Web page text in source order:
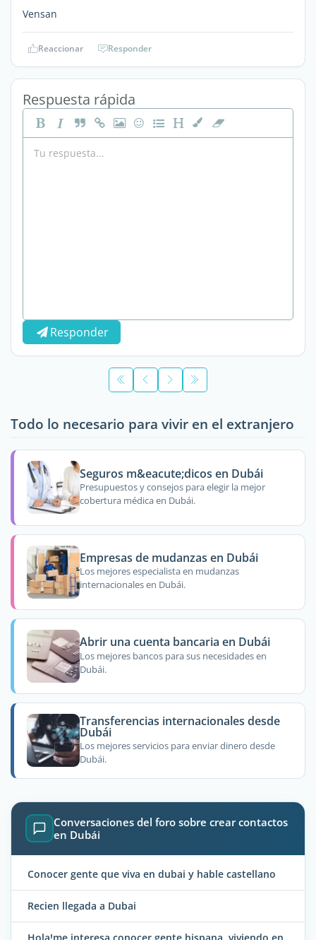
Vensan
Reaccionar Responder
Respuesta rápida
Responder
Todo lo necesario para vivir en el extranjero
Seguros m&eacute;dicos en Dubái
Presupuestos y consejos para elegir la mejor
cobertura médica en Dubái.
Empresas de mudanzas en Dubái
Los mejores especialista en mudanzas
internacionales en Dubái.
Abrir una cuenta bancaria en Dubái
Los mejores bancos para sus necesidades en
Dubái.
Transferencias internacionales desde
Dubái
Los mejores servicios para enviar dinero desde
Dubái.
Conversaciones del foro sobre crear contactos
en Dubái
Conocer gente que viva en dubai y hable castellano
Recien llegada a Dubai
Hola!me interesa conocer gente hispana, viviendo en